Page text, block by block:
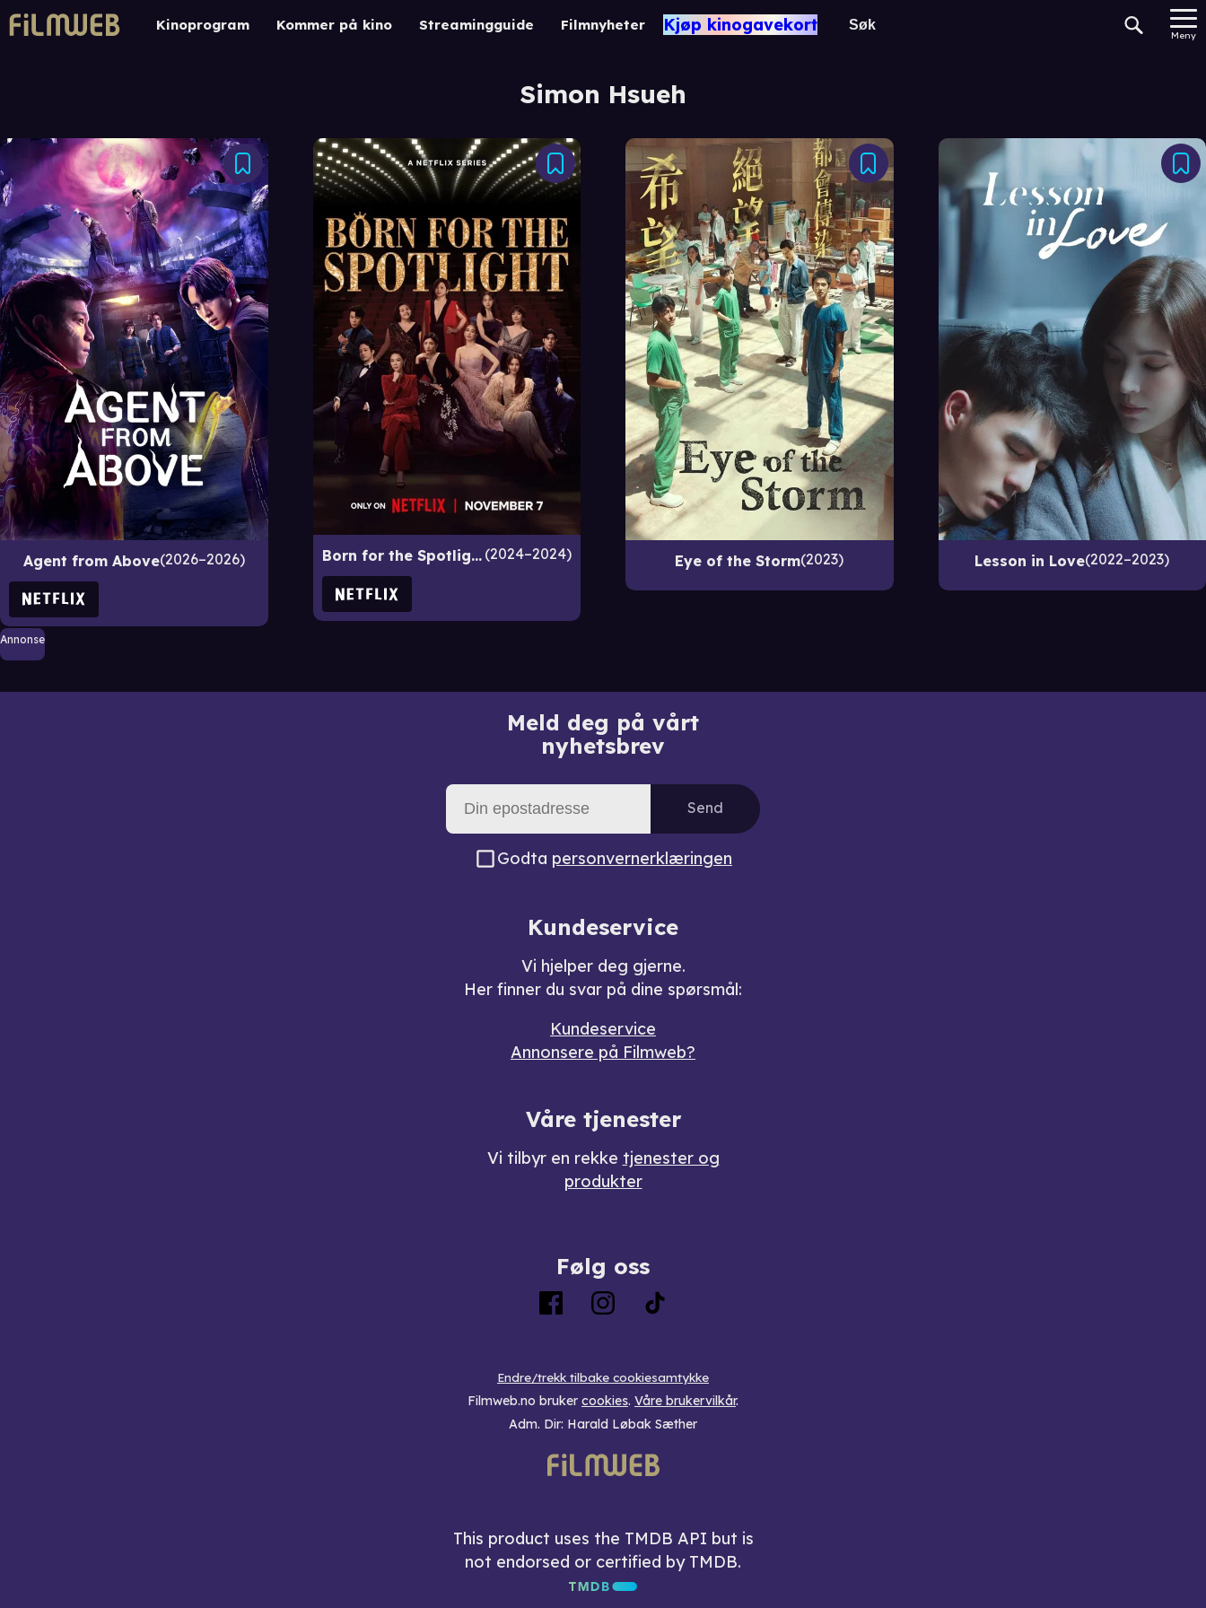
Kinoprogram Kommer på kino Streamingguide Filmnyheter Kjøp kinogavekort
Meny
Simon Hsueh
Agent from Above 2026–2026 Born for the Spotlight 2024–2024 Eye of the Storm 2023 Lesson in Love 2022–2023
Annonse
Meld deg på vårt
nyhetsbrev
Send
Godta personvernerklæringen
Kundeservice
Vi hjelper deg gjerne.
Her finner du svar på dine spørsmål:
Kundeservice
Annonsere på Filmweb?
Våre tjenester
Vi tilbyr en rekke tjenester og
produkter
Følg oss
Endre/trekk tilbake cookiesamtykke
Filmweb.no bruker cookies. Våre brukervilkår.
Adm. Dir: Harald Løbak Sæther
This product uses the TMDB API but is
not endorsed or certified by TMDB.